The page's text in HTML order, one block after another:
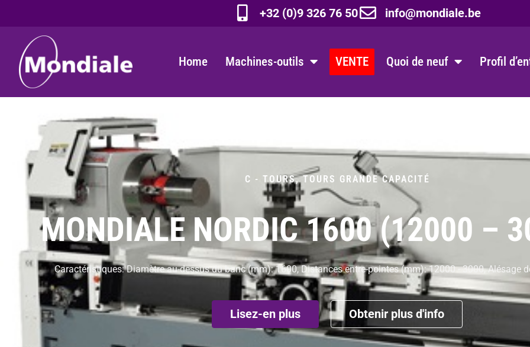
+32 (0)9 326 76 50 info@mondiale.be
Home Machines-outils VENTE Quoi de neuf Profil
C - TOURS,TOURS GRANDE CAPACITÉ
MONDIALE NORDIC 1600 (12000 –
Caractéristiques: Diamètre au-dessus du banc (mm): 1600, Distances entre-pointes (mm): 12000 - 3000, Alésage
Lisez-en plus Obtenir plus d'info